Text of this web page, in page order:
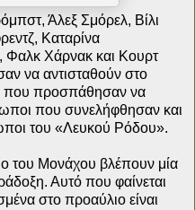
Άλεξ Σμόρελ, Βίλι
Καταρίνα
Φαλκ Χάρνακ και Κουρτ
να αντισταθούν στο
που προσπάθησαν να
που συνελήφθησαν και
του «Λευκού Ρόδου».
του Μονάχου βλέπουν μία
Αυτό που φαίνεται
στο προαύλιο είναι